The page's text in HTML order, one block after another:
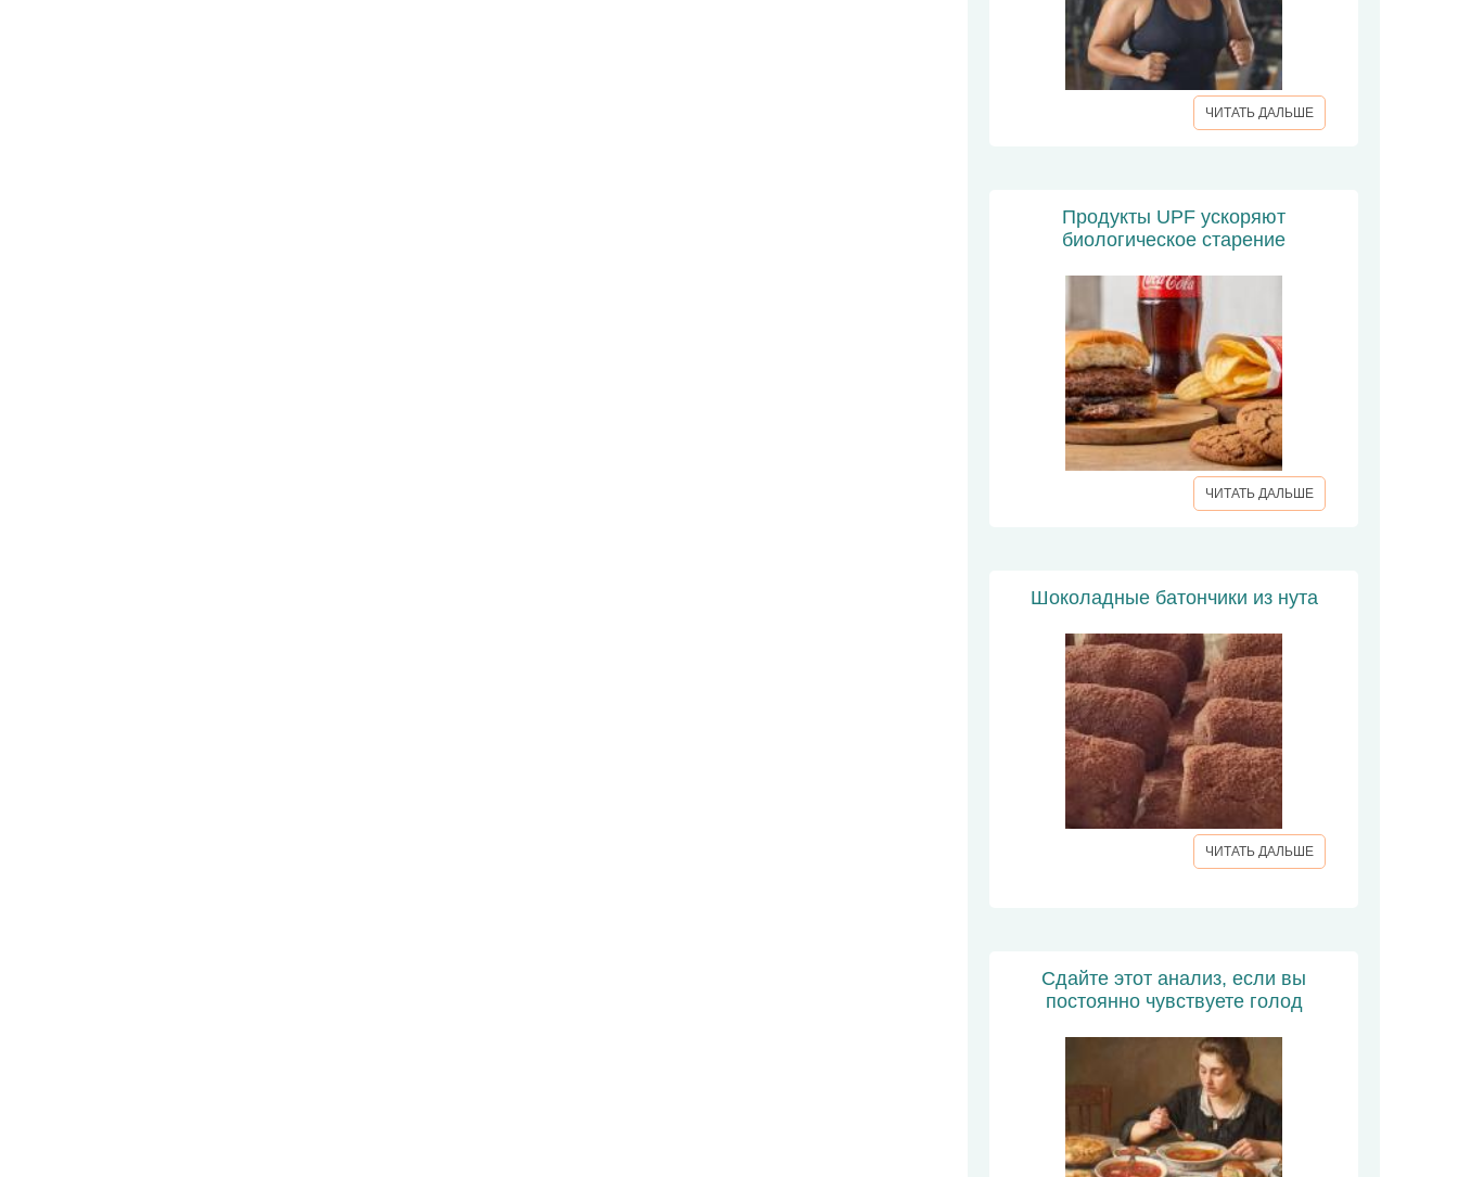
ЧИТАТЬ ДАЛЬШЕ
Продукты UPF ускоряют
биологическое старение
ЧИТАТЬ ДАЛЬШЕ
Шоколадные батончики из нута
ЧИТАТЬ ДАЛЬШЕ
Сдайте этот анализ, если вы
постоянно чувствуете голод